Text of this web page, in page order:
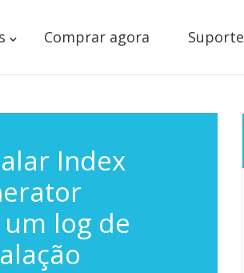
Comprar agora Suporte
Index
log de